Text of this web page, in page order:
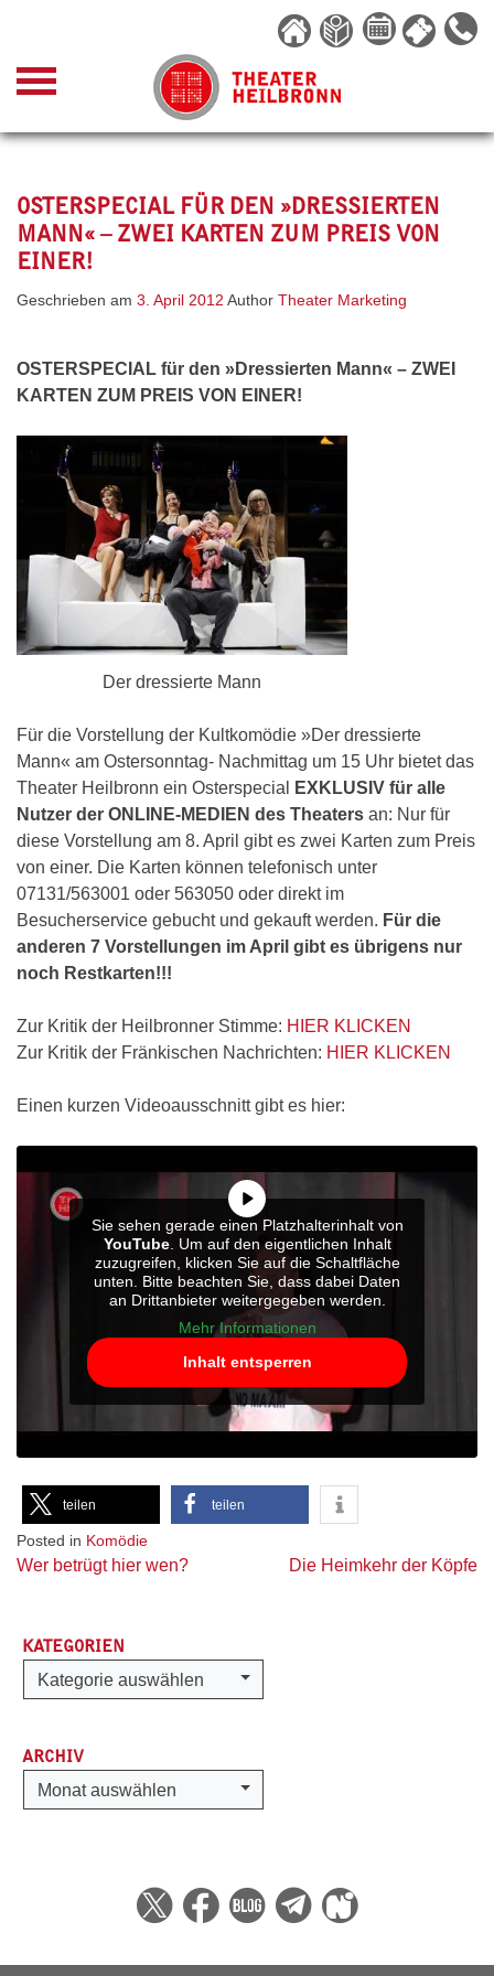
content
OSTERSPECIAL FÜR DEN »DRESSIERTEN
MANN« – ZWEI KARTEN ZUM PREIS VON
EINER!
Geschrieben am 3. April 2012 Author Theater Marketing
OSTERSPECIAL für den »Dressierten Mann« – ZWEI
KARTEN ZUM PREIS VON EINER!
Der dressierte Mann
Für die Vorstellung der Kultkomödie »Der dressierte
Mann« am Ostersonntag- Nachmittag um 15 Uhr bietet das
Theater Heilbronn ein Osterspecial
EXKLUSIV für alle
Nutzer der ONLINE-MEDIEN des Theaters an: Nur für
diese Vorstellung am 8. April gibt es zwei Karten zum Preis
von einer. Die Karten können telefonisch unter
07131/563001 oder 563050 oder direkt im
Besucherservice gebucht und gekauft werden. Für die
anderen 7 Vorstellungen im April gibt es übrigens nur
noch Restkarten!!!
Zur Kritik der Heilbronner Stimme: HIER KLICKEN
Zur Kritik der Fränkischen Nachrichten: HIER KLICKEN
Einen kurzen Videoausschnitt gibt es hier:
Sie sehen gerade einen Platzhalterinhalt von
YouTube. Um auf den eigentlichen Inhalt
zuzugreifen, klicken Sie auf die Schaltfläche
unten. Bitte beachten Sie, dass dabei Daten
an Drittanbieter weitergegeben werden.
Mehr Informationen
Inhalt entsperren
teilen teilen
Posted in Komödie
Beitragsnavigation
Wer betrügt hier wen? Die Heimkehr der Köpfe
KATEGORIEN
Kategorien
Kategorie auswählen
ARCHIV
Archiv
Monat auswählen